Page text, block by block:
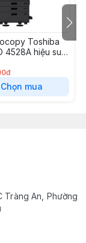
Toshiba
4528A hiệu suất
Chọn mua
Tràng An, Phường